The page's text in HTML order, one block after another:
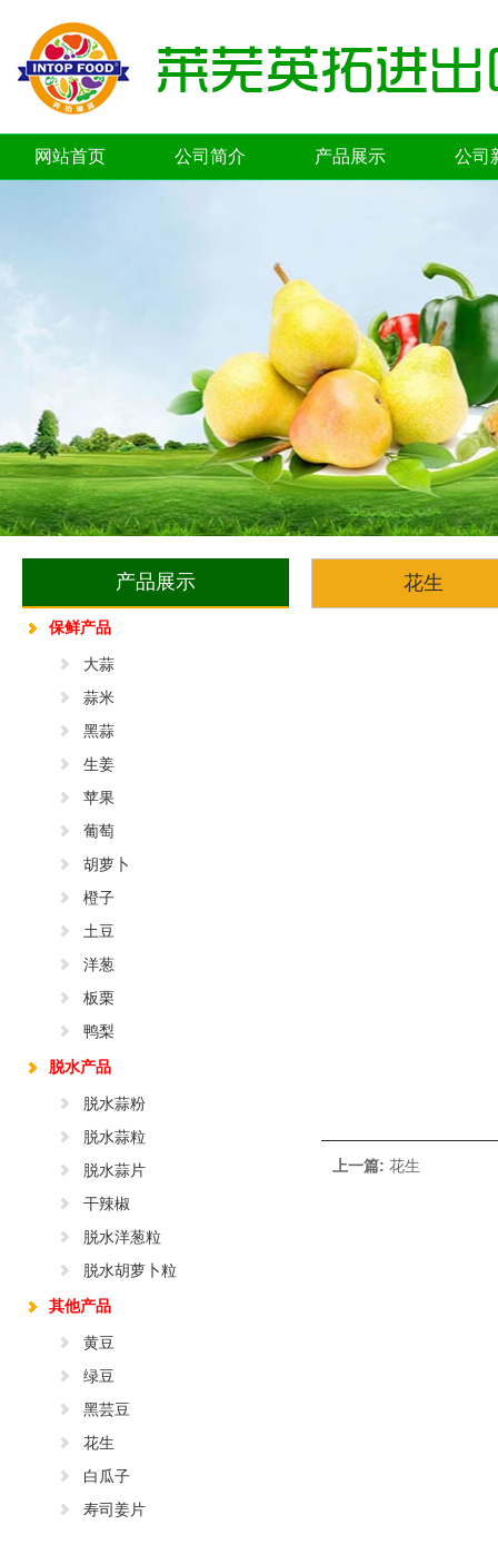
网站首页 公司简介 产品展示 公司
产品展示
保鲜产品
大蒜
蒜米
黑蒜
生姜
苹果
葡萄
胡萝卜
橙子
土豆
洋葱
板栗
鸭梨
脱水产品
脱水蒜粉
脱水蒜粒
脱水蒜片
干辣椒
脱水洋葱粒
脱水胡萝卜粒
其他产品
黄豆
绿豆
黑芸豆
花生
白瓜子
寿司姜片
花生
上一篇: 花生